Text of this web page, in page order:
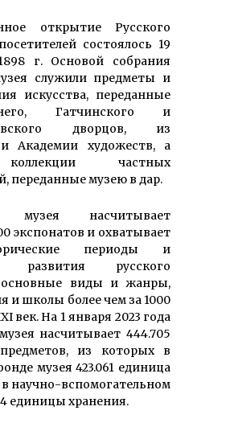
открытие Русского
состоялось 19
г. Основой собрания
служили предметы и
искусства, переданные
Гатчинского и
дворцов, из
Академии художеств, а
частных
переданные музею в дар.
музея насчитывает
экспонатов и охватывает
периоды и
развития русского
основные виды и жанры,
и школы более чем за 1000
век. На 1 января 2023 года
насчитывает 444.705
из которых в
музея 423.061 единица
в научно-вспомогательном
единицы хранения.